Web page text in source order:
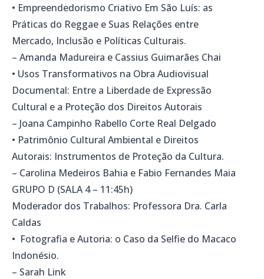
• Empreendedorismo Criativo Em São Luís: as
Práticas do Reggae e Suas Relações entre
Mercado, Inclusão e Políticas Culturais.
– Amanda Madureira e Cassius Guimarães Chai
• Usos Transformativos na Obra Audiovisual
Documental: Entre a Liberdade de Expressão
Cultural e a Proteção dos Direitos Autorais
– Joana Campinho Rabello Corte Real Delgado
• Patrimônio Cultural Ambiental e Direitos
Autorais: Instrumentos de Proteção da Cultura.
– Carolina Medeiros Bahia e Fabio Fernandes Maia
GRUPO D (SALA 4 – 11:45h)
Moderador dos Trabalhos: Professora Dra. Carla
Caldas
• Fotografia e Autoria: o Caso da Selfie do Macaco
Indonésio.
– Sarah Link